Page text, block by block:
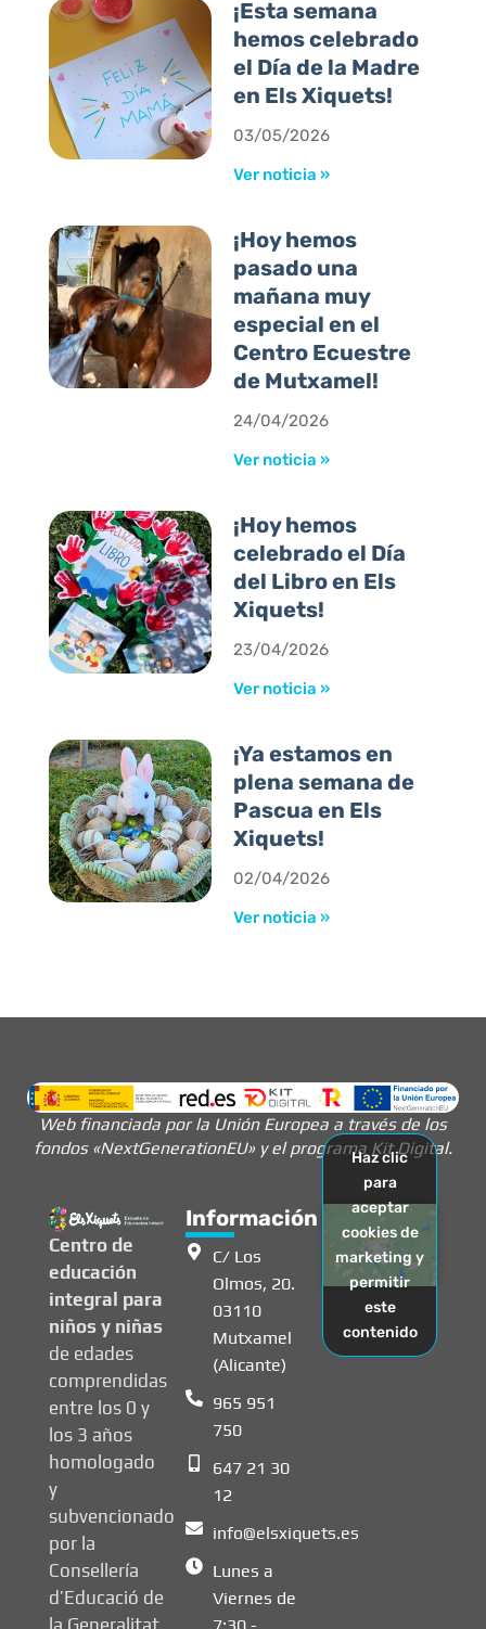
¡Esta semana
hemos celebrado
el Día de la Madre
en Els Xiquets!
03/05/2026
Ver noticia »
¡Hoy hemos
pasado una
mañana muy
especial en el
Centro Ecuestre
de Mutxamel!
24/04/2026
Ver noticia »
¡Hoy hemos
celebrado el Día
del Libro en Els
Xiquets!
23/04/2026
Ver noticia »
¡Ya estamos en
plena semana de
Pascua en Els
Xiquets!
02/04/2026
Ver noticia »
Web financiada por la Unión Europea a través de los
fondos «NextGenerationEU» y el programa Kit Digital.
Centro de
educación
integral para
niños y niñas
de edades
comprendidas
entre los 0 y
los 3 años
homologado
y
subvencionado
por la
Consellería
d’Educació de
la Generalitat
Información
C/ Los
Olmos, 20.
03110
Mutxamel
(Alicante)
965 951
750
647 21 30
12
info@elsxiquets.es
Lunes a
Viernes de
Haz clic
para
aceptar
cookies de
marketing y
permitir
este
contenido